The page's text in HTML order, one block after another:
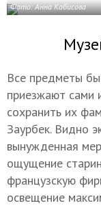
Фото: Анна Кабисова
Все предметы
приезжают сами
сохранить их
Заурбек. Видно
вынужденная
ощущение
французскую
освещение